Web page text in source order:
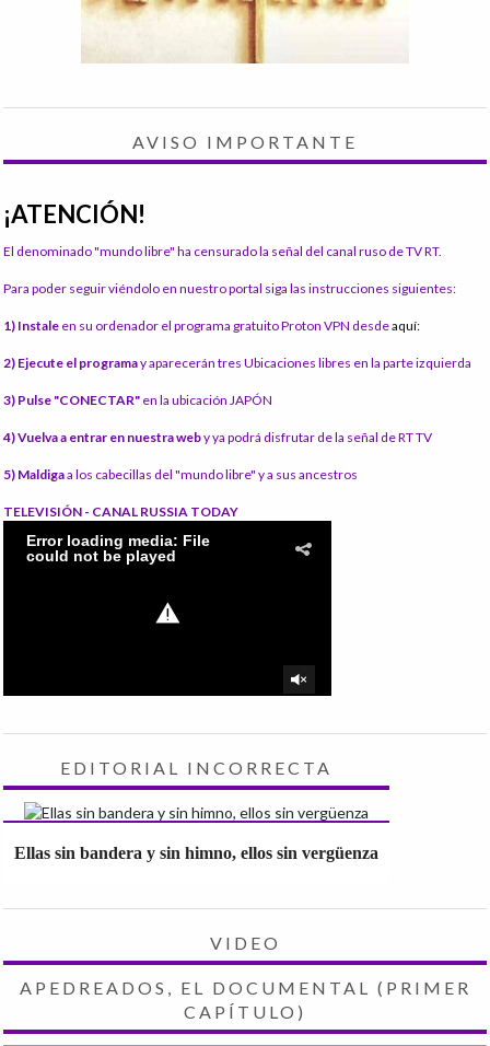
AVISO IMPORTANTE
¡ATENCIÓN!
El denominado "mundo libre" ha censurado la señal del canal ruso de TV RT.
Para poder seguir viéndolo en nuestro portal siga las instrucciones siguientes:
1) Instale en su ordenador el programa gratuito Proton VPN desdeaquí:
2) Ejecute el programay aparecerán tres Ubicaciones libres en la parte izquierda
3) Pulse "CONECTAR" en la ubicación JAPÓN
4) Vuelva a entrar en nuestra weby ya podrá disfrutar de la señal de RT TV
5) Maldigaa los cabecillas del "mundo libre" y a sus ancestros
TELEVISIÓN - CANAL RUSSIA TODAY
EDITORIAL INCORRECTA
Ellas sin bandera y sin himno, ellos sin vergüenza
VIDEO
APEDREADOS, EL DOCUMENTAL (PRIMER
CAPÍTULO)